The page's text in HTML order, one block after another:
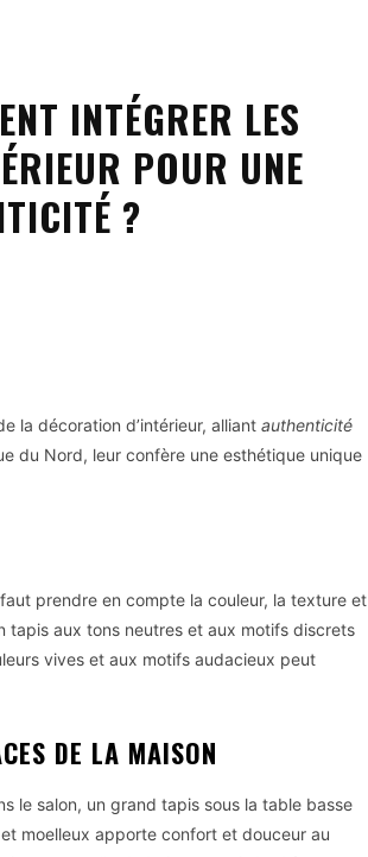
INTÉGRER LES
POUR UNE
?
la décoration d’intérieur, alliant authenticité
du Nord, leur confère une esthétique unique
prendre en compte la couleur, la texture et
tapis aux tons neutres et aux motifs discrets
vives et aux motifs audacieux peut
DE LA MAISON
le salon, un grand tapis sous la table basse
moelleux apporte confort et douceur au